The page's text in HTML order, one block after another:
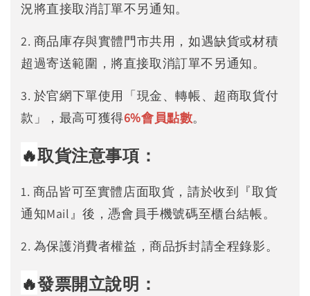
況將直接取消訂單不另通知。
2. 商品庫存與實體門市共用，如遇缺貨或材積
超過寄送範圍，將直接取消訂單不另通知。
3. 於官網下單使用「現金、轉帳、超商取貨付
款」，最高可獲得6%會員點數。
🔥取貨注意事項：
1. 商品皆可至實體店面取貨，請於收到『取貨
通知Mail』後，憑會員手機號碼至櫃台結帳。
2. 為保護消費者權益，商品拆封請全程錄影。
🔥發票開立說明：